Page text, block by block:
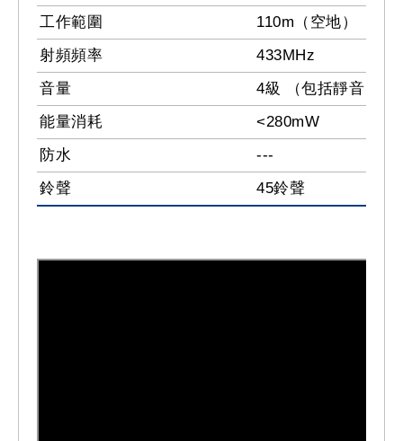
工作範圍
110m（空地）
射頻頻率
433MHz
音量
4級 （包括靜音）
能量消耗
<280mW
防水
---
鈴聲
45鈴聲